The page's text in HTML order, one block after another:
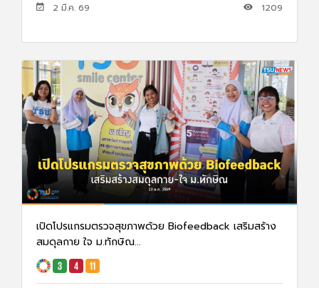
2 มี.ค. 69 1209
เปิดโปรแกรมตรวจสุขภาพด้วย Biofeedback เสริมสร้าง
สมดุลกาย ใจ ม.ทักษิณ...